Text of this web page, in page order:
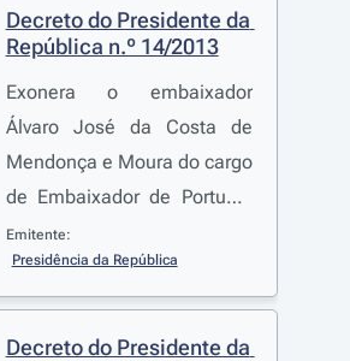
Decreto do Presidente da
República n.º 14/2013
Exonera o embaixador
Álvaro José da Costa de
Mendonça e Moura do cargo
de Embaixador de Portugal
em Madrid
Emitente:
Presidência da República
Decreto do Presidente da